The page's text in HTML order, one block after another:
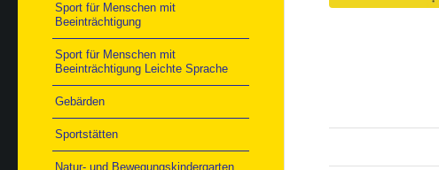
Sport für Menschen mit
Beeinträchtigung
Sport für Menschen mit
Beeinträchtigung Leichte Sprache
Gebärden
Sportstätten
Natur- und Bewegungskindergarten